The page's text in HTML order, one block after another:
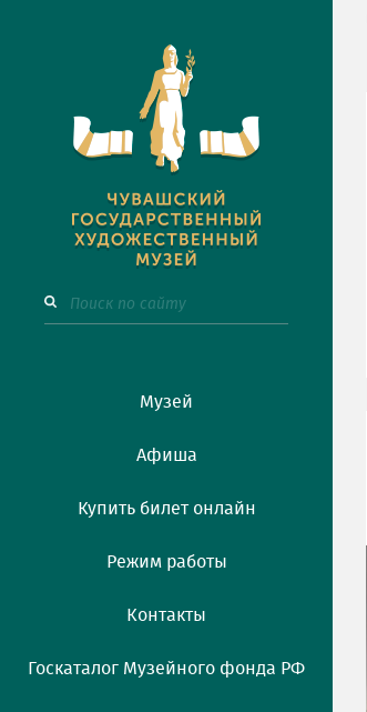
Музей
Афиша
Купить билет онлайн
Режим работы
Контакты
Госкаталог Музейного фонда РФ